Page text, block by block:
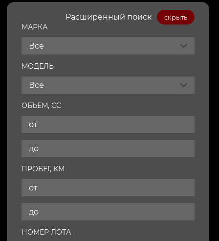
Расширенный поиск скрыть
МАРКА
Все
МОДЕЛЬ
Все
ОБЪЕМ, СС
ПРОБЕГ, КМ
НОМЕР ЛОТА